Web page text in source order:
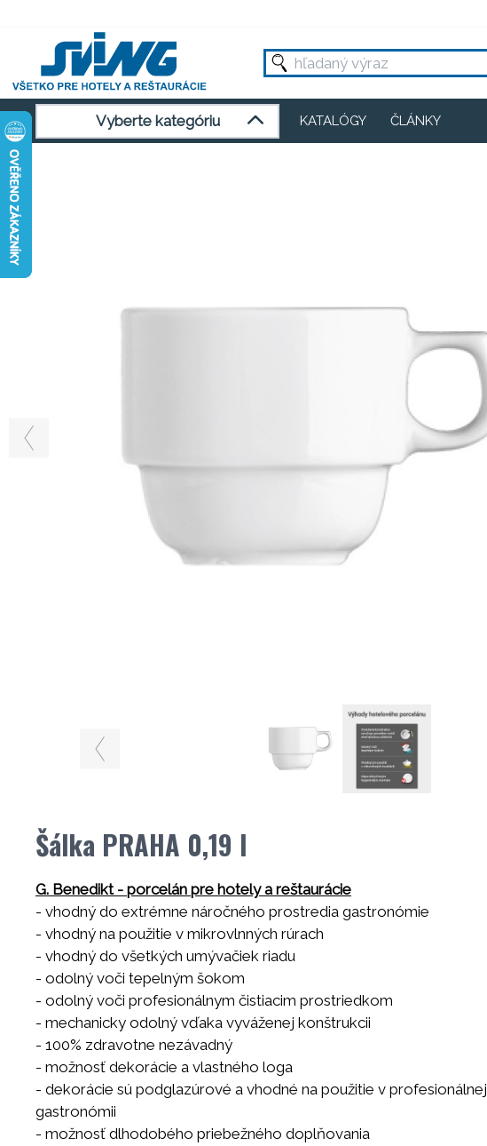
Vyberte kategóriu KATALÓGY ČLÁNKY
Šálka PRAHA 0,19 l
G. Benedikt - porcelán pre hotely a reštaurácie
- vhodný do extrémne náročného prostredia gastronómie
- vhodný na použitie v mikrovlnných rúrach
- vhodný do všetkých umývačiek riadu
- odolný voči tepelným šokom
- odolný voči profesionálnym čistiacim prostriedkom
- mechanicky odolný vďaka vyváženej konštrukcii
- 100% zdravotne nezávadný
- možnosť dekorácie a vlastného loga
- dekorácie sú podglazúrové a vhodné na použitie v profesionálnej
gastronómii
- možnosť dlhodobého priebežného doplňovania